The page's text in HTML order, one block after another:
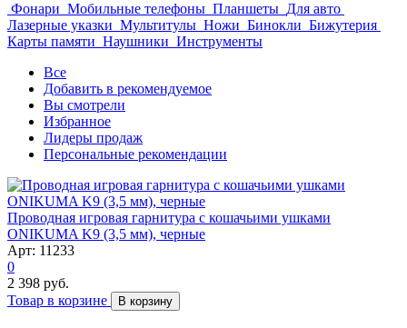
Фонари Мобильные телефоны Планшеты Для авто
Лазерные указки Мультитулы Ножи Бинокли Бижутерия
Карты памяти Наушники Инструменты
Все
Добавить в рекомендуемое
Вы смотрели
Избранное
Лидеры продаж
Персональные рекомендации
Проводная игровая гарнитура с кошачьими ушками
ONIKUMA K9 (3,5 мм), черные
Арт: 11233
0
2 398 руб.
Товар в корзине
В корзину